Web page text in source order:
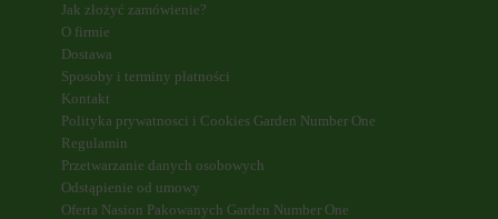
Jak złożyć zamówienie?
O firmie
Dostawa
Sposoby i terminy płatności
Kontakt
Polityka prywatnosci i Cookies Garden Number One
Regulamin
Przetwarzanie danych osobowych
Odstąpienie od umowy
Oferta Nasion Pakowanych Garden Number One